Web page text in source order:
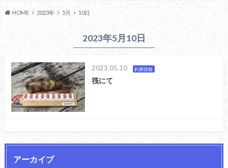
HOME 2023年 5月 10日
2023年5月10日
2023.05.10 釣果情報
筏にて
アーカイブ